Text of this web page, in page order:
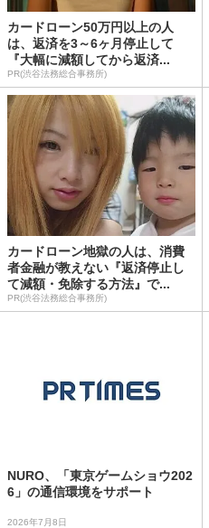
カードローン50万円以上の人
は、返済を3～6ヶ月停止して
『大幅に減額してから返済...
PR(渋谷法務総合事務所)
カードローン地獄の人は、消費
者金融が教えない『返済停止し
て減額・免除する方法』で...
PR(渋谷法務総合事務所)
NURO、「東京ゲームショウ202
6」の通信環境をサポート
2026年7月8日